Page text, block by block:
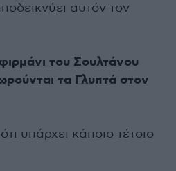
αυτόν τον
του Σουλτάνου
τα Γλυπτά στον
υπάρχει κάποιο τέτοιο